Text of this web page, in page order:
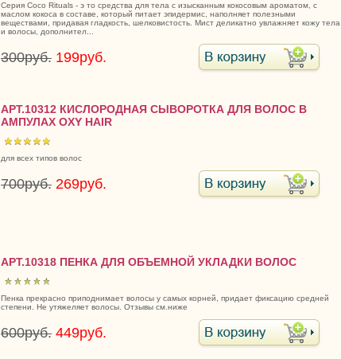
Серия Coco Rituals - э то средства для тела с изысканным кокосовым ароматом, с
маслом кокоса в составе, который питает эпидермис, наполняет полезными
веществами, придавая гладкость, шелковистость. Мист деликатно увлажняет кожу тела
и волосы, дополнител...
300руб. 199руб.
АРТ.10312 КИСЛОРОДНАЯ СЫВОРОТКА ДЛЯ ВОЛОС В
АМПУЛАХ OXY HAIR
для всех типов волос
700руб. 269руб.
АРТ.10318 ПЕНКА ДЛЯ ОБЪЕМНОЙ УКЛАДКИ ВОЛОС
Пенка прекрасно приподнимает волосы у самых корней, придает фиксацию средней
степени. Не утяжеляет волосы. Отзывы см.ниже
600руб. 449руб.